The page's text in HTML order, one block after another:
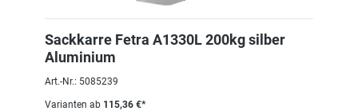
Sackkarre Fetra A1330L 200kg silber
Aluminium
Art.-Nr.: 5085239
Varianten ab 115,36 €*